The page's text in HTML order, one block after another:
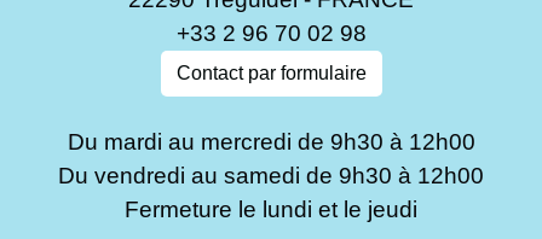
+33 2 96 70 02 98
Contact par formulaire
Du mardi au mercredi de 9h30 à 12h00
Du vendredi au samedi de 9h30 à 12h00
Fermeture le lundi et le jeudi